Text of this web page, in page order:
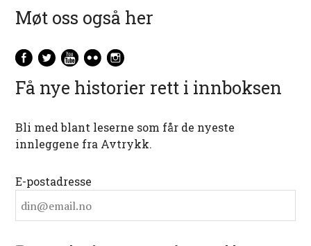
Møt oss også her
Få nye historier rett i innboksen
Bli med blant leserne som får de nyeste
innleggene fra Avtrykk.
E-postadresse